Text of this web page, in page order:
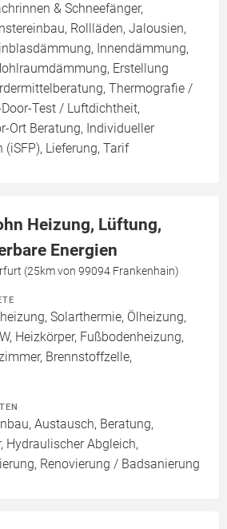
& Schneefänger,
Rollläden, Jalousien,
Innendämmung,
Erstellung
Thermografie /
Test / Luftdichtheit,
Ort Beratung, Individueller
Lieferung, Tarif
Heizung, Lüftung,
Energien
(25km von 99094 Frankenhain)
Solarthermie, Ölheizung,
Heizkörper, Fußbodenheizung,
Brennstoffzelle,
Austausch, Beratung,
Hydraulischer Abgleich,
Renovierung / Badsanierung